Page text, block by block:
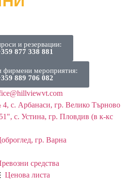
и резервации:
877 338 881
фирмени мероприятия:
889 706 082
с. Арбанаси, гр. Велико Търново
с. Устина, гр. Пловдив (в к-кс
гр. Варна
средства
Ценова листа